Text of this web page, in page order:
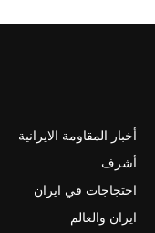
أخبار المقاومة الايرانية
أشرف
احتجاجات في ايران
ايران والعالم